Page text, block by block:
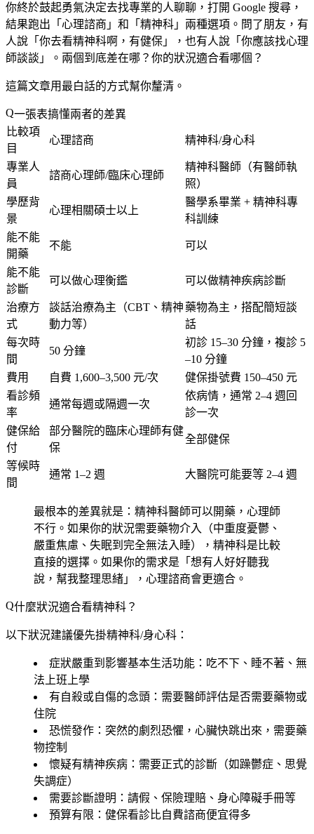
你終於鼓起勇氣決定去找專業的人聊聊，打開 Google 搜尋，
結果跑出「心理諮商」和「精神科」兩種選項。問了朋友，有
人說「你去看精神科啊，有健保」，也有人說「你應該找心理
師談談」。兩個到底差在哪？你的狀況適合看哪個？
這篇文章用最白話的方式幫你釐清。
一張表搞懂兩者的差異
比較項
目
心理諮商 精神科/身心科
專業人
員
諮商心理師/臨床心理師
精神科醫師（有醫師執
照）
學歷背
景
心理相關碩士以上
醫學系畢業 + 精神科專
科訓練
能不能
開藥
不能 可以
能不能
診斷
可以做心理衡鑑 可以做精神疾病診斷
治療方
式
談話治療為主（CBT、精神
動力等）
藥物為主，搭配簡短談
話
每次時
間
50 分鐘
初診 15–30 分鐘，複診 5
–10 分鐘
費用
自費 1,600–3,500 元/次
健保掛號費 150–450 元
看診頻
率
通常每週或隔週一次
依病情，通常 2–4 週回
診一次
健保給
付
部分醫院的臨床心理師有健
保
全部健保
等候時
間
通常 1–2 週 大醫院可能要等 2–4 週
最根本的差異就是：精神科醫師可以開藥，心理師
不行。如果你的狀況需要藥物介入（中重度憂鬱、
嚴重焦慮、失眠到完全無法入睡），精神科是比較
直接的選擇。如果你的需求是「想有人好好聽我
說，幫我整理思緒」，心理諮商會更適合。
什麼狀況適合看精神科？
以下狀況建議優先掛精神科/身心科：
症狀嚴重到影響基本生活功能 ：吃不下、睡不著、無
法上班上學
有自殺或自傷的念頭 ：需要醫師評估是否需要藥物或
住院
恐慌發作 ：突然的劇烈恐懼，心臟快跳出來，需要藥
物控制
懷疑有精神疾病 ：需要正式的診斷（如躁鬱症、思覺
失調症）
需要診斷證明 ：請假、保險理賠、身心障礙手冊等
預算有限 ：健保看診比自費諮商便宜得多